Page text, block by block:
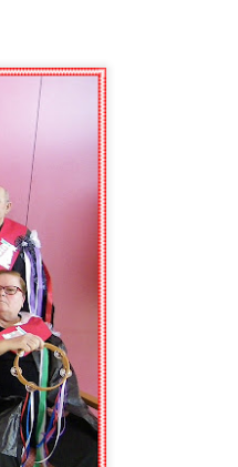
un espacio de encuentro,
convivencia y disfrute compartido.
y otras
entiende como un estado
de emociones positivas y
las
rusa y ucraniana.
por ricota o requesón),
con requesón